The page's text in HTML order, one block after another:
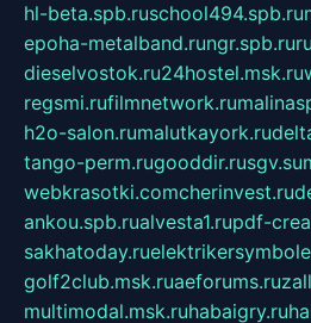
hl-beta.spb.ruschool494.spb.ru
epoha-metalband.rungr.spb.ru
dieselvostok.ru24hostel.msk.ru
regsmi.rufilmnetwork.ru
h2o-salon.rumalutkayork.ru
tango-perm.rugooddir.rusgv.su
webkrasotki.comcherinvest.ru
ankou.spb.rualvesta1.rupdf-
sakhatoday.ru
golf2club.msk.ruaeforums.ru
multimodal.msk.ruhabaigry.ru